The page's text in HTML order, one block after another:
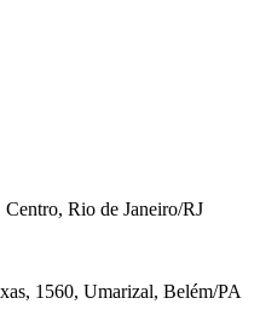
Rio de Janeiro/RJ
1560, Umarizal, Belém/PA